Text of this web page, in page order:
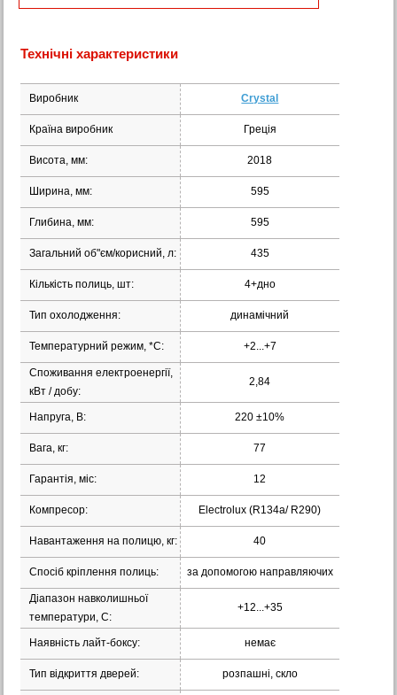
Технічні характеристики
Виробник Crystal
Країна виробник Греція
Висота, мм: 2018
Ширина, мм: 595
Глибина, мм: 595
Загальний об"єм/корисний, л: 435
Кількість полиць, шт: 4+дно
Тип охолодження: динамічний
Температурний режим, *С: +2...+7
Споживання електроенергії,
кВт / добу:
2,84
Напруга, В: 220 ±10%
Вага, кг: 77
Гарантія, міс: 12
Компресор: Electrolux (R134a/ R290)
Навантаження на полицю, кг: 40
Спосіб кріплення полиць: за допомогою направляючих
Діапазон навколишньої
температури, С:
+12...+35
Наявність лайт-боксу: немає
Тип відкриття дверей: розпашні, скло